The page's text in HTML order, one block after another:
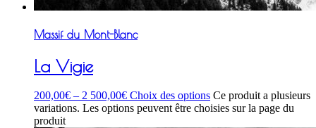
Massif du Mont-Blanc
La Vigie
200,00€ – 2 500,00€ Choix des options Ce produit a plusieurs
variations. Les options peuvent être choisies sur la page du
produit